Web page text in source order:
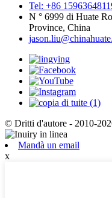
Tel: +86
N ° 6999 di Huate
Province, China
© Dritti d'autore - 2010-
Mandà un email
x